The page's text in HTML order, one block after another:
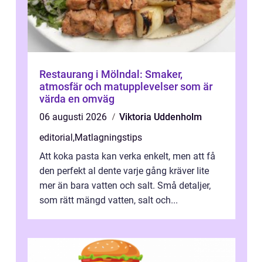
Restaurang i Mölndal: Smaker,
atmosfär och matupplevelser som är
värda en omväg
06 augusti 2026
Viktoria Uddenholm
editorial,Matlagningstips
Att koka pasta kan verka enkelt, men att få
den perfekt al dente varje gång kräver lite
mer än bara vatten och salt. Små detaljer,
som rätt mängd vatten, salt och...